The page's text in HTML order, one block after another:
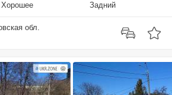
Хорошее Задний
обл.